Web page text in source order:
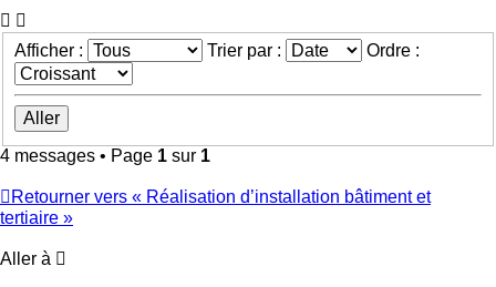
Afficher : Trier par : Ordre :
4 messages • Page 1 sur 1
Retourner vers « Réalisation d’installation bâtiment et
tertiaire »
Aller à